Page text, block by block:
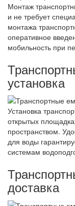
Монтаж
и не требует
монтажа
оперативное
мобильность при
установка
Установка
открытых
пространством.
для воды
системам
доставка